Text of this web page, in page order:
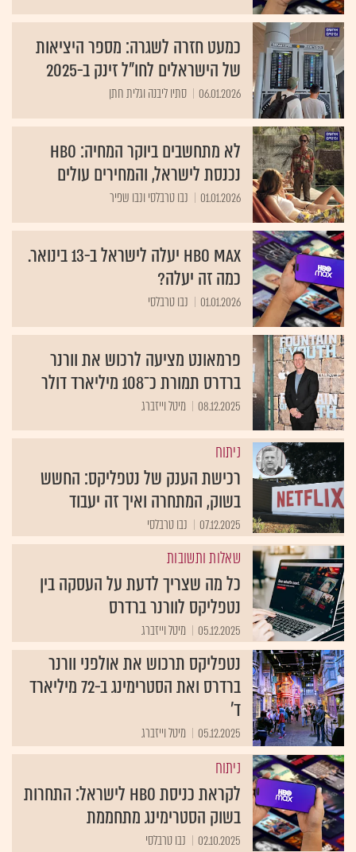
כמעט חזרה לשגרה: מספר היציאות
של הישראלים לחו"ל זינק ב-2025
06.01.2026 סתיו ליבנה וגלית חתן
לא מתחשבים ביוקר המחיה: HBO
נכנסת לישראל, והמחירים עולים
01.01.2026 נבו טרבלסי ונבו שפיר
HBO Max יעלה לישראל ב-13 בינואר.
כמה זה יעלה?
01.01.2026 נבו טרבלסי
פרמאונט מציעה לרכוש את וורנר
ברדרס תמורת כ־108 מיליארד דולר
08.12.2025 מיטל וייזברג
ניתוח
רכישת הענק של נטפליקס: החשש
בשוק, המתחרה ואיך זה יעבוד
07.12.2025 נבו טרבלסי
שאלות ותשובות
כל מה שצריך לדעת על העסקה בין
נטפליקס לוורנר ברדרס
05.12.2025 מיטל וייזברג
נטפליקס תרכוש את אולפני וורנר
ברדרס ואת הסטרימינג ב-72 מיליארד
ד'
05.12.2025 מיטל וייזברג
ניתוח
לקראת כניסת HBO לישראל: התחרות
בשוק הסטרימינג מתחממת
02.10.2025 נבו טרבלסי